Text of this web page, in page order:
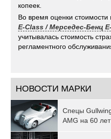
копеек.
Во время оценки
E-Class / Мерседес-Бенц
учитывалась стоимость
регламентного
НОВОСТИ МАРКИ
Спецы
AMG на 60 лет